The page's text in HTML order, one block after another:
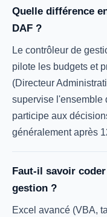
Quelle différence
DAF ?
Le contrôleur de
pilote les budgets et
(Directeur
supervise l'ensemble
participe aux
généralement après
Faut-il savoir
gestion ?
Excel avancé (VBA,